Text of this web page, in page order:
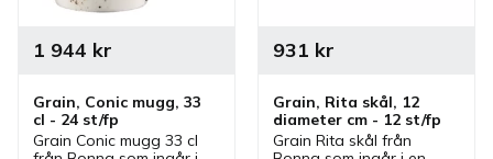
Grain, Conic mugg, 33
cl - 24 st/fp
Grain Conic mugg 33 cl
1 944 kr
Grain, Rita skål, 12
diameter cm - 12 st/fp
Grain Rita skål från
931 kr